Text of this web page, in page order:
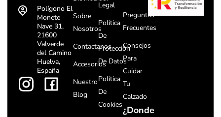
Polígono El
Monete
Nave 31,
21600
Valverde
del Camino
Huelva,
España
Sobre
Nosotros
Contactanos
Accesorios
Nuestro
Blog
Legal
Política
De
Protección
De Datos
Política
De
Cookies
Preguntas
Frecuentes
Consejos
Para
Cuidar
Tu
Calzado
¿Donde